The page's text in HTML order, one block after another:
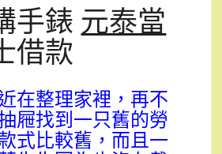
手錶元泰當
借款
在整理家裡，再不
屜找到一只舊的勞
式比較舊，而且一